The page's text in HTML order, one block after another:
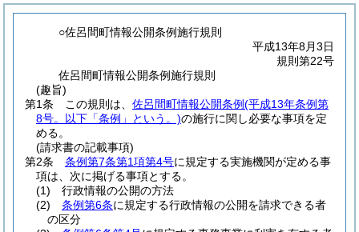
○佐呂間町情報公開条例施行規則
平成13年8月3日
規則第22号
佐呂間町情報公開条例施行規則
(趣旨)
第1条
この規則は、 佐呂間町情報公開条例(平成13年条例第
8号。以下「条例」という。)の施行に関し必要な事項を定
める。
(請求書の記載事項)
第2条
条例第7条第1項第4号に規定する実施機関が定める事
項は、次に掲げる事項とする。
(1)
行政情報の公開の方法
(2)
条例第6条に規定する行政情報の公開を請求できる者
の区分